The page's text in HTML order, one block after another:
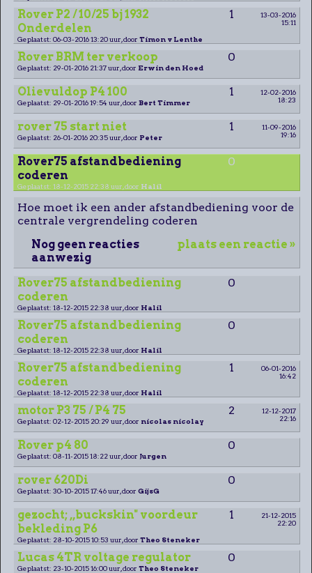
Rover P2 / 10/25 bj 1932
Onderdelen
1
13-03-2016
15:11
Geplaatst: 06-03-2016 13:20 uur, door Timon v Lenthe
Rover BRM ter verkoop 0
Geplaatst: 29-01-2016 21:37 uur, door Erwin den Hoed
Olievuldop P4 100 1
12-02-2016
18:23
Geplaatst: 29-01-2016 19:54 uur, door Bert Timmer
rover 75 start niet 1
11-09-2016
19:16
Geplaatst: 26-01-2016 20:35 uur, door Peter
Rover75 afstandbediening
coderen
0
Geplaatst: 18-12-2015 22:38 uur, door Halil
Hoe moet ik een ander afstandbediening voor de
centrale vergrendeling coderen
plaats een reactie »
Nog geen reacties
aanwezig
Rover75 afstandbediening
coderen
0
Geplaatst: 18-12-2015 22:38 uur, door Halil
Rover75 afstandbediening
coderen
0
Geplaatst: 18-12-2015 22:38 uur, door Halil
Rover75 afstandbediening
coderen
1
06-01-2016
16:42
Geplaatst: 18-12-2015 22:38 uur, door Halil
motor P3 75 / P4 75 2
12-12-2017
22:16
Geplaatst: 02-12-2015 20:29 uur, door nicolas nicolay
Rover p4 80 0
Geplaatst: 08-11-2015 18:22 uur, door Jurgen
rover 620Di 0
Geplaatst: 30-10-2015 17:46 uur, door GijsG
gezocht; ,,buckskin" voordeur
bekleding P6
1
21-12-2015
22:20
Geplaatst: 28-10-2015 10:53 uur, door Theo Steneker
Lucas 4TR voltage regulator 0
Geplaatst: 23-10-2015 16:00 uur, door Theo Steneker